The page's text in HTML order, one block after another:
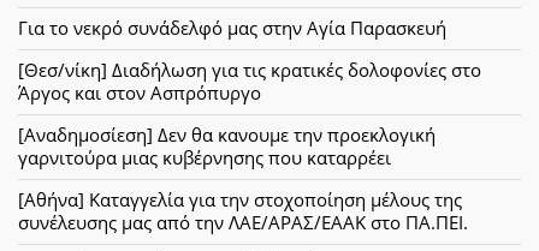
Για το νεκρό συνάδελφό μας στην Αγία Παρασκευή
[Θεσ/νίκη] Διαδήλωση για τις κρατικές δολοφονίες στο
Άργος και στον Ασπρόπυργο
[Αναδημοσίεση] Δεν θα κανουμε την προεκλογική
γαρνιτούρα μιας κυβέρνησης που καταρρέει
[Αθήνα] Καταγγελία για την στοχοποίηση μέλους της
συνέλευσης μας από την ΛΑΕ/ΑΡΑΣ/ΕΑΑΚ στο ΠΑ.ΠΕΙ.